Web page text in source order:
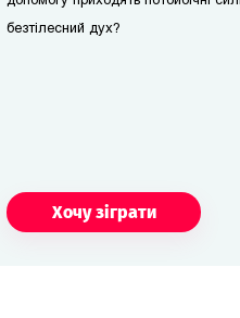
безтілесний дух?
Хочу зіграти